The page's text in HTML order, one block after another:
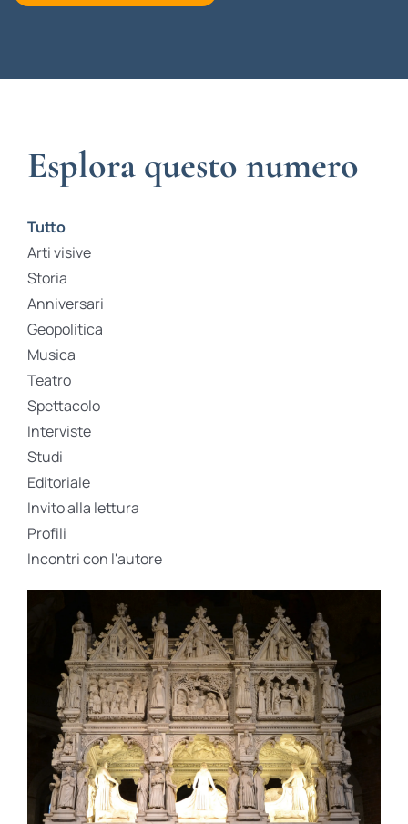
Esplora questo numero
Tutto
Arti visive
Storia
Anniversari
Geopolitica
Musica
Teatro
Spettacolo
Interviste
Studi
Editoriale
Invito alla lettura
Profili
Incontri con l'autore